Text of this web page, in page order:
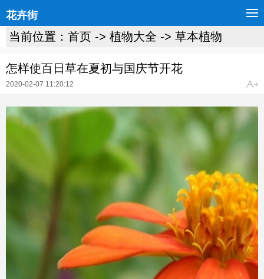
花卉街
当前位置： 首页 -> 植物大全 -> 草本植物
怎样使百日草在夏初与国庆节开花
2020-02-07 11:20:12